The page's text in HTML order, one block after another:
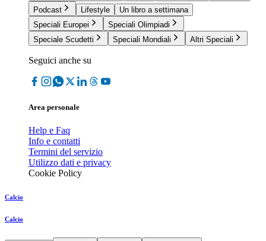
Podcast
Lifestyle
Un libro a settimana
Speciali Europei
Speciali Olimpiadi
Speciale Scudetti
Speciali Mondiali Altri Speciali
Seguici anche su
Area personale
Help e Faq
Info e contatti
Termini del servizio
Utilizzo dati e privacy
Cookie Policy
Calcio
Calcio